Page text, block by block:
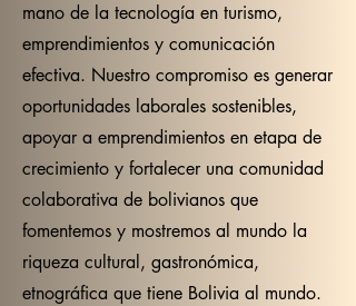
mano de la tecnología en turismo,
emprendimientos y comunicación
efectiva. Nuestro compromiso es generar
oportunidades laborales sostenibles,
apoyar a emprendimientos en etapa de
crecimiento y fortalecer una comunidad
colaborativa de bolivianos que
fomentemos y mostremos al mundo la
riqueza cultural, gastronómica,
etnográfica que tiene Bolivia al mundo.